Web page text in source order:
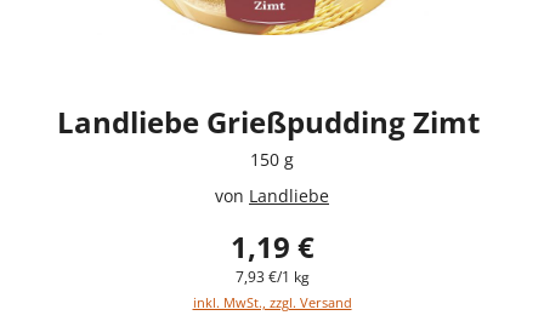
Landliebe Grießpudding Zimt
150 g
von Landliebe
1,19 €
7,93 €/1 kg
inkl. MwSt., zzgl. Versand